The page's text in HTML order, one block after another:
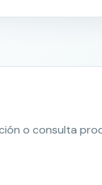
o consulta